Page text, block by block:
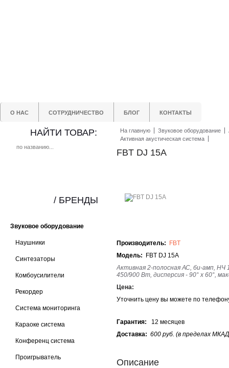
О НАС СОТРУДНИЧЕСТВО БЛОГ КОНТАКТЫ
НАЙТИ ТОВАР:
Звуковое оборудование
Наушники
Синтезаторы
Комбоусилители
Рекордер
Система мониторинга
Караоке система
Конференц система
Проигрыватель
/ БРЕНДЫ
На главную Звуковое оборудование
Активная акустическая система
FBT DJ 15A
Производитель:
FBT
Модель: FBT DJ 15A
Активная 2-полосная АС, би-амп, НЧ
450/900 Вт, дисперсия - 90° x 60°,
Цена:
Уточнить цену вы можете по
Гарантия: 12 месяцев
Доставка: 600 руб. (в пределах
Описание